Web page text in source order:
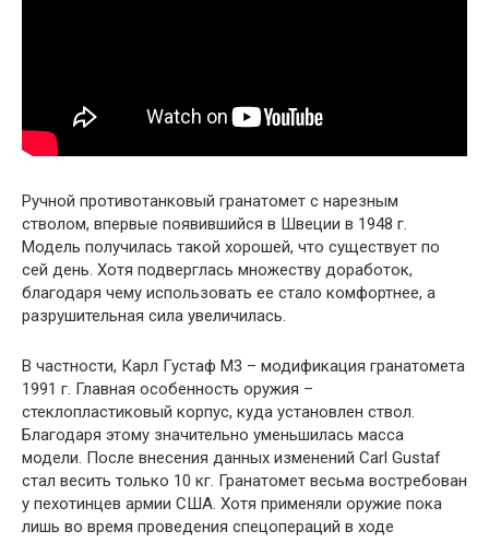
Ручной противотанковый гранатомет с нарезным
стволом, впервые появившийся в Швеции в 1948 г.
Модель получилась такой хорошей, что существует по
сей день. Хотя подверглась множеству доработок,
благодаря чему использовать ее стало комфортнее, а
разрушительная сила увеличилась.
В частности, Карл Густаф М3 – модификация гранатомета
1991 г. Главная особенность оружия –
стеклопластиковый корпус, куда установлен ствол.
Благодаря этому значительно уменьшилась масса
модели. После внесения данных изменений Carl Gustaf
стал весить только 10 кг. Гранатомет весьма востребован
у пехотинцев армии США. Хотя применяли оружие пока
лишь во время проведения спецопераций в ходе